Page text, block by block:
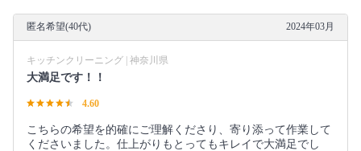
匿名希望(40代) 2024年03月
キッチンクリーニング | 神奈川県
大満足です！！
4.60
こちらの希望を的確にご理解くださり、寄り添って作業して
くださいました。仕上がりもとってもキレイで大満足でし